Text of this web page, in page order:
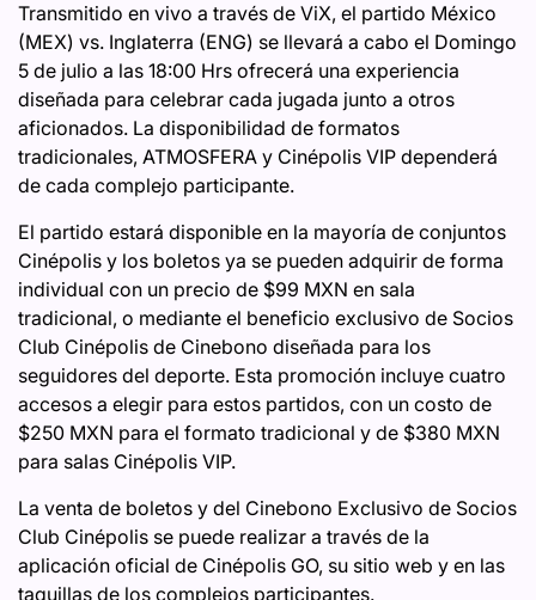
Transmitido en vivo a través de ViX, el partido México
(MEX) vs. Inglaterra (ENG) se llevará a cabo el Domingo
5 de julio a las 18:00 Hrs ofrecerá una experiencia
diseñada para celebrar cada jugada junto a otros
aficionados. La disponibilidad de formatos
tradicionales, ATMOSFERA y Cinépolis VIP dependerá
de cada complejo participante.
El partido estará disponible en la mayoría de conjuntos
Cinépolis y los boletos ya se pueden adquirir de forma
individual con un precio de $99 MXN en sala
tradicional, o mediante el beneficio exclusivo de Socios
Club Cinépolis de Cinebono diseñada para los
seguidores del deporte. Esta promoción incluye cuatro
accesos a elegir para estos partidos, con un costo de
$250 MXN para el formato tradicional y de $380 MXN
para salas Cinépolis VIP.
La venta de boletos y del Cinebono Exclusivo de Socios
Club Cinépolis se puede realizar a través de la
aplicación oficial de Cinépolis GO, su sitio web y en las
taquillas de los complejos participantes.